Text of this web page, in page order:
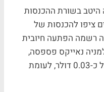
היטב בשורת ההכנסות
ציפו להכנסות של
רשמה הפתעה חיובית
למניה נאייקס פספסה,
הרווח למניה המתואם התסכם על כ-0.03 דולר, לעומת